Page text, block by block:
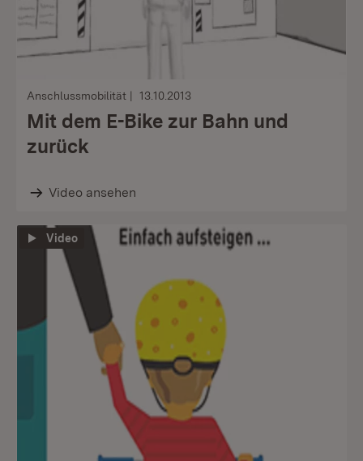
Anschlussmobilität 13.10.2013
Mit dem E-Bike zur Bahn und
zurück
Video ansehen
Video